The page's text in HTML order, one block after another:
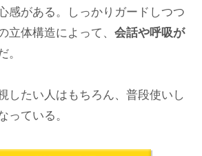
感がある。しっかりガードしつつ
立体構造によって、 会話や呼吸が
したい人はもちろん、普段使いし
ている。